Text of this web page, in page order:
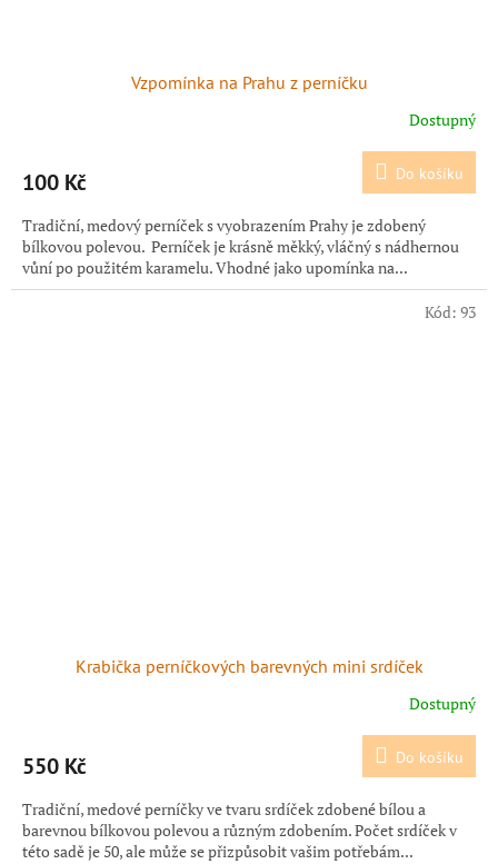
Vzpomínka na Prahu z perníčku
Dostupný
100 Kč Do košíku
Tradiční, medový perníček s vyobrazením Prahy je zdobený
bílkovou polevou. Perníček je krásně měkký, vláčný s nádhernou
vůní po použitém karamelu. Vhodné jako upomínka na...
Krabička perníčkových barevných mini srdíček
Dostupný
550 Kč Do košíku
Tradiční, medové perníčky ve tvaru srdíček zdobené bílou a
barevnou bílkovou polevou a různým zdobením. Počet srdíček v
této sadě je 50, ale může se přizpůsobit vašim potřebám...
Kód: 93